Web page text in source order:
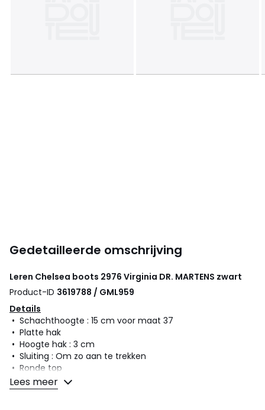
Gedetailleerde omschrijving
Leren Chelsea boots 2976 Virginia DR. MARTENS zwart
Product-ID 3619788 / GML959
Details
• Schachthoogte : 15 cm voor maat 37
• Platte hak
• Hoogte hak : 3 cm
• Sluiting : Om zo aan te trekken
• Ronde top
Samenstelling en onderhoud
Lees meer